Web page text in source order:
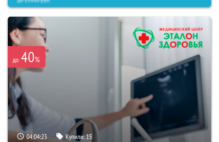
до 40%
04:04:22 Купили:15